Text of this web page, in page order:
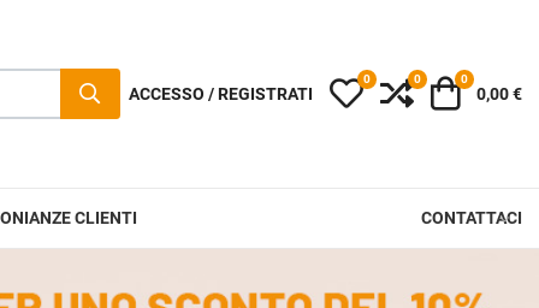
ACCESSO / REGISTRATI I miei preferiti
0 Compara
0 Carrello
0
0,00 €
CLIENTI CONTATTACI